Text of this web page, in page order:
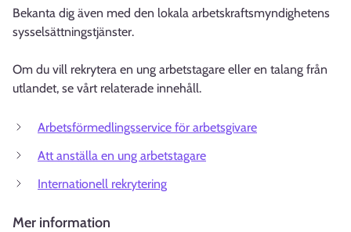
Bekanta dig även med den lokala arbetskraftsmyndighetens
sysselsättningstjänster.
Om du vill rekrytera en ung arbetstagare eller en talang från
utlandet, se vårt relaterade innehåll.
Arbetsförmedlingsservice för arbetsgivare
Att anställa en ung arbetstagare
Internationell rekrytering
Mer information